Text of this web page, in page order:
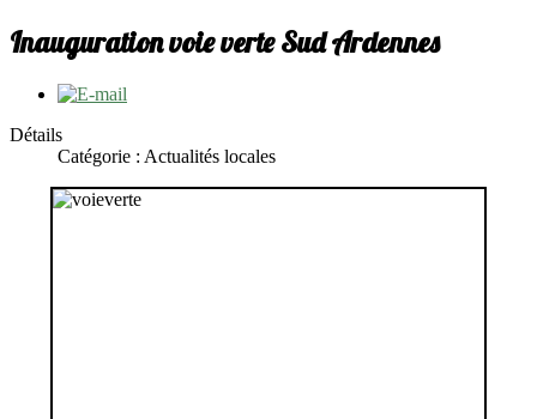
Inauguration voie verte Sud Ardennes
Détails
Catégorie : Actualités locales